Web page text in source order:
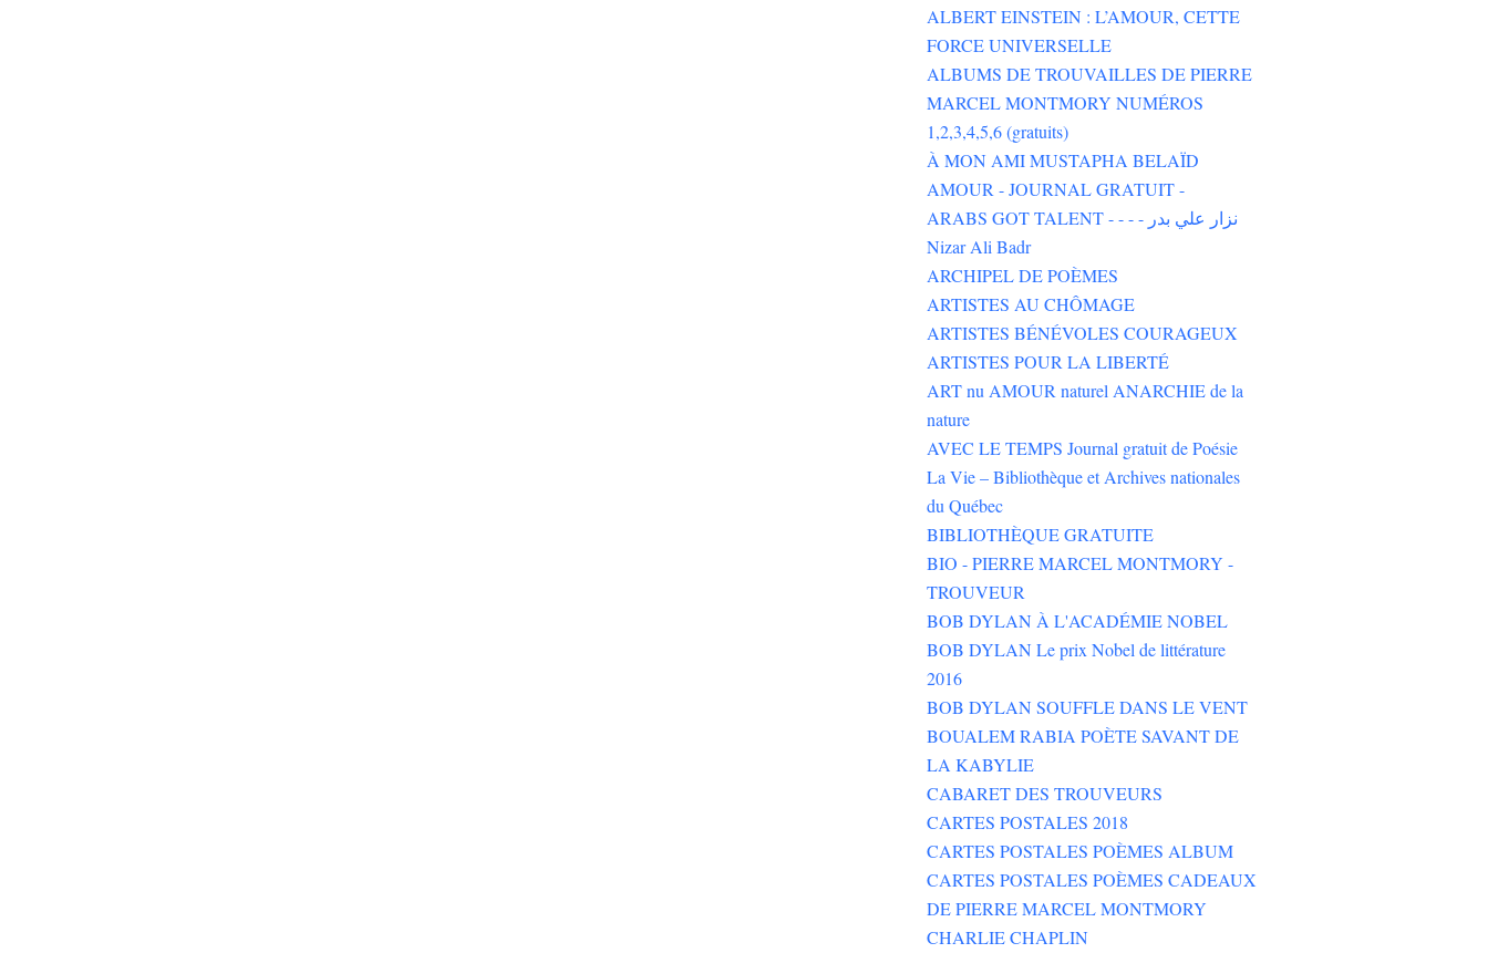
ALBERT EINSTEIN : L’AMOUR, CETTE
FORCE UNIVERSELLE
ALBUMS DE TROUVAILLES DE PIERRE
MARCEL MONTMORY NUMÉROS
1,2,3,4,5,6 (gratuits)
À MON AMI MUSTAPHA BELAÏD
AMOUR - JOURNAL GRATUIT -
ARABS GOT TALENT - - - - نزار علي بدر
Nizar Ali Badr
ARCHIPEL DE POÈMES
ARTISTES AU CHÔMAGE
ARTISTES BÉNÉVOLES COURAGEUX
ARTISTES POUR LA LIBERTÉ
ART nu AMOUR naturel ANARCHIE de la
nature
AVEC LE TEMPS Journal gratuit de Poésie
La Vie – Bibliothèque et Archives nationales
du Québec
BIBLIOTHÈQUE GRATUITE
BIO - PIERRE MARCEL MONTMORY -
TROUVEUR
BOB DYLAN À L'ACADÉMIE NOBEL
BOB DYLAN Le prix Nobel de littérature
2016
BOB DYLAN SOUFFLE DANS LE VENT
BOUALEM RABIA POÈTE SAVANT DE
LA KABYLIE
CABARET DES TROUVEURS
CARTES POSTALES 2018
CARTES POSTALES POÈMES ALBUM
CARTES POSTALES POÈMES CADEAUX
DE PIERRE MARCEL MONTMORY
CHARLIE CHAPLIN